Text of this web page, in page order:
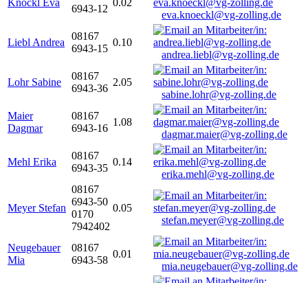
Knöckl Eva
6943-12
0.02
eva.knoeckl@vg-zolling.de
Liebl Andrea
08167
6943-15
0.10
andrea.liebl@vg-zolling.de
Lohr Sabine
08167
6943-36
2.05
sabine.lohr@vg-zolling.de
Maier
Dagmar
08167
6943-16
1.08
dagmar.maier@vg-zolling.de
Mehl Erika
08167
6943-35
0.14
erika.mehl@vg-zolling.de
Meyer Stefan
08167
6943-50
0170
7942402
0.05
stefan.meyer@vg-zolling.de
Neugebauer
Mia
08167
6943-58
0.01
mia.neugebauer@vg-zolling.de